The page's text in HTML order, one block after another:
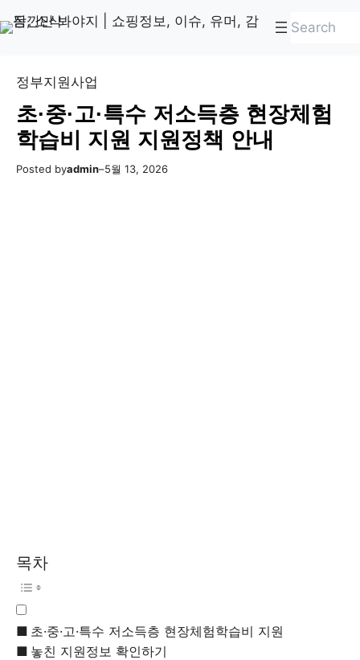
텐
to
검
정부지원사업
초·중·고·특수 저소득층 현장체험
학습비 지원 지원정책 안내
Posted byadmin–5월 13, 2026
목차
초·중·고·특수 저소득층 현장체험학습비 지원
놓친 지원정보 확인하기